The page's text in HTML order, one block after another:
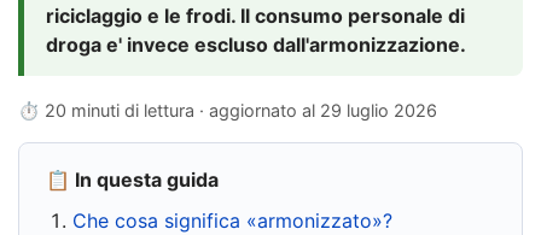
riciclaggio e le frodi. Il consumo personale di
droga e' invece escluso dall'armonizzazione.
⏱ 20 minuti di lettura · aggiornato al 29 luglio 2026
📋 In questa guida
Che cosa significa «armonizzato»?